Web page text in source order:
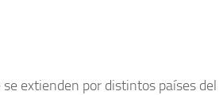
extienden por distintos países del